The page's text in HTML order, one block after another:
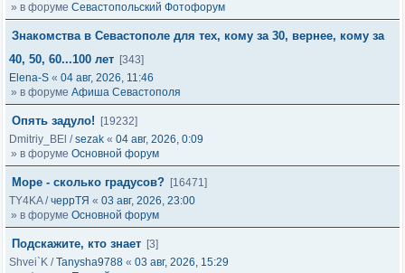
» в форуме Севастопольский Фотофорум
Знакомства в Севастополе для тех, кому за 30, вернее, кому за
40, 50, 60...100 лет [343]
Elena-S « 04 авг, 2026, 11:46
» в форуме Афиша Севастополя
Опять задуло!
[19232]
Dmitriy_BEl /sezak « 04 авг, 2026, 0:09
» в форуме Основной форум
Море - сколько градусов? [16471]
TY4KA/черрТЯ « 03 авг, 2026, 23:00
» в форуме Основной форум
Подскажите, кто знает [3]
Shvei`K /Tanysha9788 « 03 авг, 2026, 15:29